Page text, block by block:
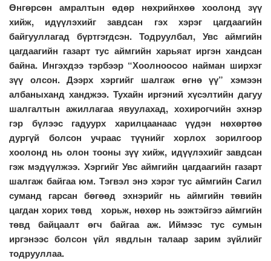
Өнгөрсөн амралтын өдөр нөхрийнхөө хоолонд зүү
хийж, идүүлэхийг завдсан гэх хэрэг цагдаагийн
байгууллагад бүртгэгдсэн. Тодруулбал, Увс аймгийн
цагдаагийн газарт тус аймгийн харьяат иргэн хандсан
байна. Ингэхдээ тэрбээр “Хоолноосоо найман ширхэг
зүү олсон. Дээрх хэргийг шалгаж өгнө үү” хэмээн
албаныханд ханджээ. Тухайн иргэний хүсэлтийн дагуу
шалгалтын ажиллагаа явуулахад, хохирогчийн эхнэр
гэр бүлээс гадуурх харилцаанаас үүдэн нөхөртөө
дургүй болсон учраас түүнийг хорлох зорилгоор
хоолонд нь олон тооны зүү хийж, идүүлэхийг завдсан
гэж мэдүүлжээ. Хэргийг Увс аймгийн цагдаагийн газарт
шалгаж байгаа юм. Тэгвэл энэ хэрэг тус аймгийн Сагил
суманд гарсан бөгөөд эхнэрийг нь аймгийн төвийн
цагдан хорих төвд хорьж, нөхөр нь ээжтэйгээ аймгийн
төвд байцаалт өгч байгаа аж. Иймээс тус сумын
иргэнээс болсон үйл явдлын талаар зарим зүйлийг
тодрууллаа.